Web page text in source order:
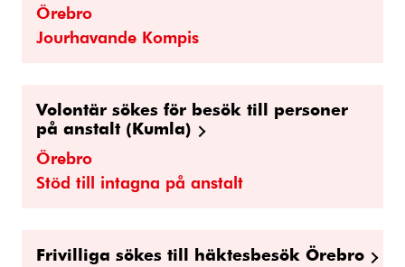
Örebro
Jourhavande Kompis
Volontär sökes för besök till personer
på anstalt (Kumla)
Örebro
Stöd till intagna på anstalt
Frivilliga sökes till häktesbesök Örebro